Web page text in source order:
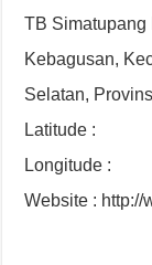
TB Simatupang
Kebagusan,
Selatan,
Latitude :
Longitude :
Website : http://